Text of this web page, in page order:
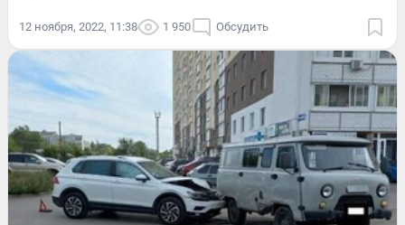
12 ноября, 2022, 11:38 1 950 Обсудить